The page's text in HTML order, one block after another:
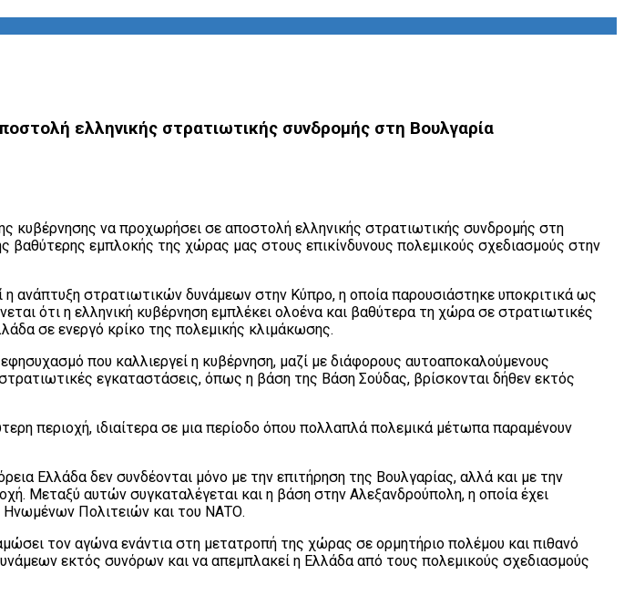
ελληνικής στρατιωτικής συνδρομής στη Βουλγαρία
κυβέρνησης να προχωρήσει σε αποστολή ελληνικής στρατιωτικής συνδρομής στη
βαθύτερης εμπλοκής της χώρας μας στους επικίνδυνους πολεμικούς σχεδιασμούς στην
ανάπτυξη στρατιωτικών δυνάμεων στην Κύπρο, η οποία παρουσιάστηκε υποκριτικά ως
ότι η ελληνική κυβέρνηση εμπλέκει ολοένα και βαθύτερα τη χώρα σε στρατιωτικές
σε ενεργό κρίκο της πολεμικής κλιμάκωσης.
που καλλιεργεί η κυβέρνηση, μαζί με διάφορους αυτοαποκαλούμενους
εγκαταστάσεις, όπως η βάση της Βάση Σούδας, βρίσκονται δήθεν εκτός
περιοχή, ιδιαίτερα σε μια περίοδο όπου πολλαπλά πολεμικά μέτωπα παραμένουν
Ελλάδα δεν συνδέονται μόνο με την επιτήρηση της Βουλγαρίας, αλλά και με την
Μεταξύ αυτών συγκαταλέγεται και η βάση στην Αλεξανδρούπολη, η οποία έχει
Ηνωμένων Πολιτειών και του ΝΑΤΟ.
τον αγώνα ενάντια στη μετατροπή της χώρας σε ορμητήριο πολέμου και πιθανό
εκτός συνόρων και να απεμπλακεί η Ελλάδα από τους πολεμικούς σχεδιασμούς